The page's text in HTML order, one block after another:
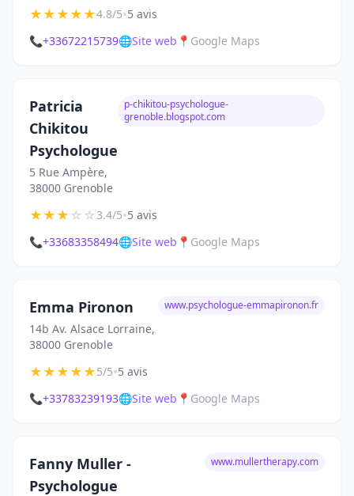
★★★★★4.8/5•5 avis
📞+33672215739🌐Site web 📍 Google Maps
Patricia
Chikitou
Psychologue
5 Rue Ampère,
38000 Grenoble
p-chikitou-psychologue-
grenoble.blogspot.com
★★★☆☆3.4/5•5 avis
📞+33683358494🌐Site web 📍 Google Maps
Emma Pironon
14b Av. Alsace Lorraine,
38000 Grenoble
www.psychologue-emmapironon.fr
★★★★★5/5•5 avis
📞+33783239193🌐Site web 📍 Google Maps
Fanny Muller -
Psychologue
www.mullertherapy.com